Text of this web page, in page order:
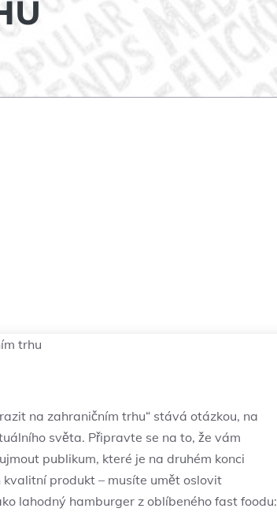
trhu
na zahraničním trhu“ stává otázkou, na
světa. Připravte se na to, že vám
publikum, které je ‍na druhém konci
produkt​ – ⁢musíte umět ⁤oslovit⁣
lahodný hamburger z oblíbeného​ fast⁣ foodu: